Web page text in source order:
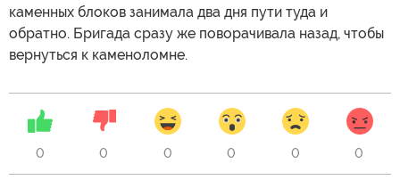
каменных блоков занимала два дня пути туда и
обратно. Бригада сразу же поворачивала назад, чтобы
вернуться к каменоломне.
0 0 0 0 0 0